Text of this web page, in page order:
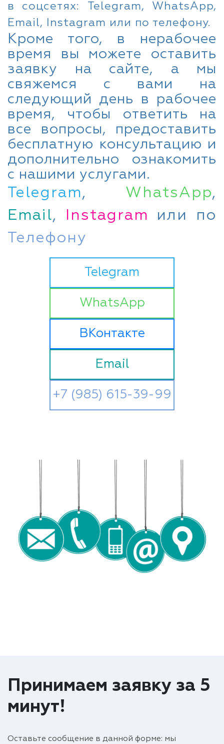
в соцсетях: Telegram, WhatsApp,
Email, Instagram или по телефону.
Кроме того, в нерабочее
время вы можете оставить
заявку на сайте, а мы
свяжемся с вами на
следующий день в рабочее
время, чтобы ответить на
все вопросы, предоставить
бесплатную консультацию и
дополнительно ознакомить
с нашими услугами.
Telegram, WhatsApp,
Email, Instagram или по
Телефону
Telegram
WhatsApp
ВКонтакте
Email
+7 (985) 615-39-99
Принимаем заявку за 5
минут!
Оставьте сообщение в данной форме: мы